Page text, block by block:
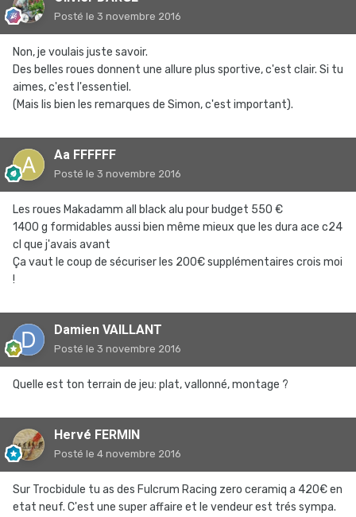
Posté le 3 novembre 2016
Non, je voulais juste savoir.
Des belles roues donnent une allure plus sportive, c'est clair. Si tu
aimes, c'est l'essentiel.
(Mais lis bien les remarques de Simon, c'est important).
Aa FFFFFF
Posté le 3 novembre 2016
Les roues Makadamm all black alu pour budget 550 €
1400 g formidables aussi bien même mieux que les dura ace c24
cl que j'avais avant
Ça vaut le coup de sécuriser les 200€ supplémentaires crois moi
!
Damien VAILLANT
Posté le 3 novembre 2016
Quelle est ton terrain de jeu: plat, vallonné, montage ?
Hervé FERMIN
Posté le 4 novembre 2016
Sur Trocbidule tu as des Fulcrum Racing zero ceramiq a 420€ en
etat neuf. C'est une super affaire et le vendeur est trés sympa.